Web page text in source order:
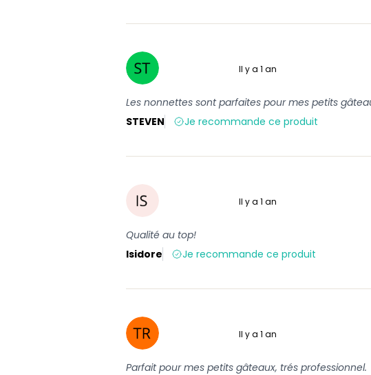
Il y a 1 an
Les nonnettes sont parfaites pour mes petits
STEVEN
Je recommande ce produit
Il y a 1 an
Qualité au top!
Isidore
Je recommande ce produit
Il y a 1 an
Parfait pour mes petits gâteaux, trés professionnel.